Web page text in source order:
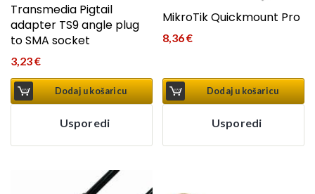
Transmedia Pigtail
adapter TS9 angle plug
to SMA socket
3,23€
Dodaj u košaricu
Usporedi
MikroTik Quickmount Pro
8,36€
Dodaj u košaricu
Usporedi